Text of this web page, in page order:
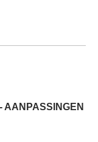
AANPASSINGEN